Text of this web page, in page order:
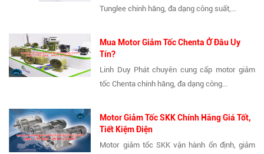
Tunglee chính hãng, đa dạng công suất,...
Mua Motor Giảm Tốc Chenta Ở Đâu Uy
Tín?
Linh Duy Phát chuyên cung cấp motor giảm
tốc Chenta chính hãng, đa dạng công...
Motor Giảm Tốc SKK Chính Hãng Giá Tốt,
Tiết Kiệm Điện
Motor giảm tốc SKK vận hành ổn định, giảm